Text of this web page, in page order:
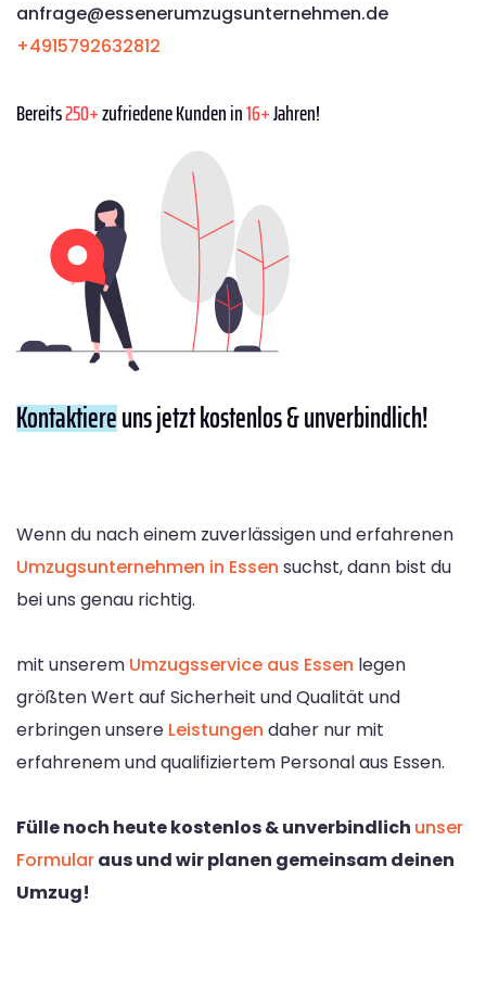
anfrage@essenerumzugsunternehmen.de
+4915792632812
Bereits250+zufriedene Kunden in16+Jahren!
Kontaktiereuns jetzt kostenlos & unverbindlich!
Wenn du nach einem zuverlässigen und erfahrenen
Umzugsunternehmen in Essen suchst, dann bist du
bei uns genau richtig.
mit unserem Umzugsservice aus Essen legen
größten Wert auf Sicherheit und Qualität und
erbringen unsere Leistungen daher nur mit
erfahrenem und qualifiziertem Personal aus Essen.
Fülle noch heute kostenlos & unverbindlich unser
Formularaus und wir planen gemeinsam deinen
Umzug!